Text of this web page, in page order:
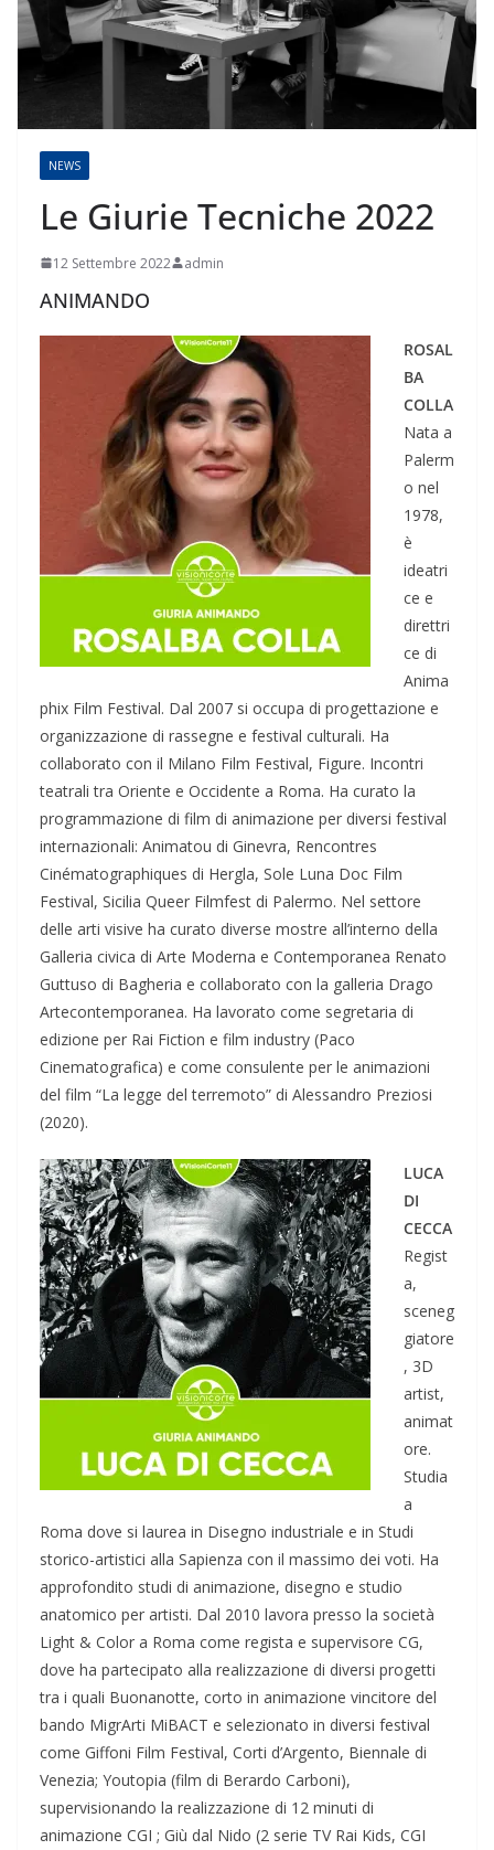
NEWS
Le Giurie Tecniche 2022
12 Settembre 2022 admin
ANIMANDO
ROSAL
BA
COLLA
Nata a
Palerm
o nel
1978,
è
ideatri
ce e
direttri
ce di
Anima
phix Film Festival. Dal 2007 si occupa di progettazione e
organizzazione di rassegne e festival culturali. Ha
collaborato con il Milano Film Festival, Figure. Incontri
teatrali tra Oriente e Occidente a Roma. Ha curato la
programmazione di film di animazione per diversi festival
internazionali: Animatou di Ginevra, Rencontres
Cinématographiques di Hergla, Sole Luna Doc Film
Festival, Sicilia Queer Filmfest di Palermo. Nel settore
delle arti visive ha curato diverse mostre all’interno della
Galleria civica di Arte Moderna e Contemporanea Renato
Guttuso di Bagheria e collaborato con la galleria Drago
Artecontemporanea. Ha lavorato come segretaria di
edizione per Rai Fiction e film industry (Paco
Cinematografica) e come consulente per le animazioni
del film “La legge del terremoto” di Alessandro Preziosi
(2020).
LUCA
DI
CECCA
Regist
a,
sceneg
giatore
, 3D
artist,
animat
ore.
Studia
a
Roma dove si laurea in Disegno industriale e in Studi
storico-artistici alla Sapienza con il massimo dei voti. Ha
approfondito studi di animazione, disegno e studio
anatomico per artisti. Dal 2010 lavora presso la società
Light & Color a Roma come regista e supervisore CG,
dove ha partecipato alla realizzazione di diversi progetti
tra i quali Buonanotte, corto in animazione vincitore del
bando MigrArti MiBACT e selezionato in diversi festival
come Giffoni Film Festival, Corti d’Argento, Biennale di
Venezia; Youtopia (film di Berardo Carboni),
supervisionando la realizzazione di 12 minuti di
animazione CGI ; Giù dal Nido (2 serie TV Rai Kids, CGI